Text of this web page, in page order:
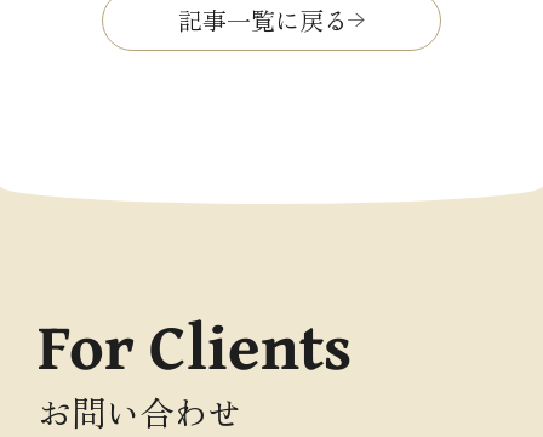
記事一覧に戻る
For Clients
お問い合わせ